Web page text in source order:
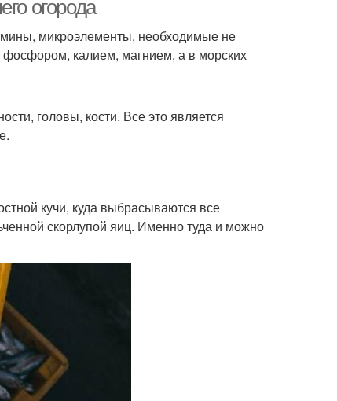
огорода
микроэлементы, необходимые не
фосфором, калием, магнием, а в морских
головы, кости. Все это является
кучи, куда выбрасываются все
скорлупой яиц. Именно туда и можно